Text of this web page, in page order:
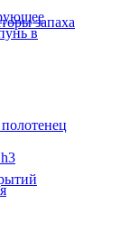
в
запаха